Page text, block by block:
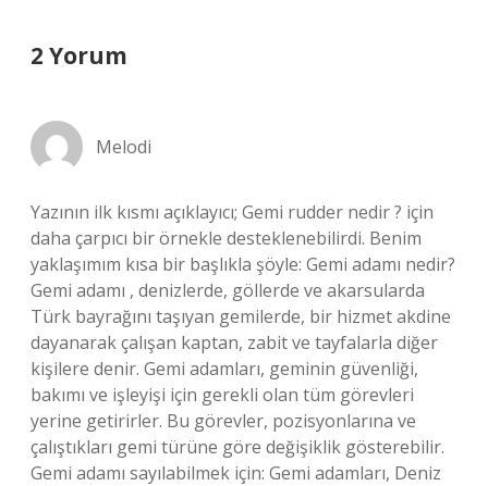
2 Yorum
Melodi
Yazının ilk kısmı açıklayıcı; Gemi rudder nedir ? için
daha çarpıcı bir örnekle desteklenebilirdi. Benim
yaklaşımım kısa bir başlıkla şöyle: Gemi adamı nedir?
Gemi adamı , denizlerde, göllerde ve akarsularda
Türk bayrağını taşıyan gemilerde, bir hizmet akdine
dayanarak çalışan kaptan, zabit ve tayfalarla diğer
kişilere denir. Gemi adamları, geminin güvenliği,
bakımı ve işleyişi için gerekli olan tüm görevleri
yerine getirirler. Bu görevler, pozisyonlarına ve
çalıştıkları gemi türüne göre değişiklik gösterebilir.
Gemi adamı sayılabilmek için: Gemi adamları, Deniz